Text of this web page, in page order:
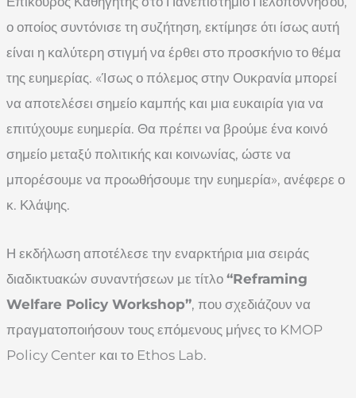
ο οποίος συντόνισε τη συζήτηση, εκτίμησε ότι ίσως αυτή
είναι η καλύτερη στιγμή να έρθει στο προσκήνιο το θέμα
της ευημερίας. «Ίσως ο πόλεμος στην Ουκρανία μπορεί
να αποτελέσει σημείο καμπής και μια ευκαιρία για να
επιτύχουμε ευημερία. Θα πρέπει να βρούμε ένα κοινό
σημείο μεταξύ πολιτικής και κοινωνίας, ώστε να
μπορέσουμε να προωθήσουμε την ευημερία», ανέφερε ο
κ. Κλάψης.
Η εκδήλωση αποτέλεσε την εναρκτήρια μια σειράς
διαδικτυακών συναντήσεων με τίτλο “Reframing
Welfare Policy Workshop”, που σχεδιάζουν να
πραγματοποιήσουν τους επόμενους μήνες το KMOP
Policy Center και το Ethos Lab.